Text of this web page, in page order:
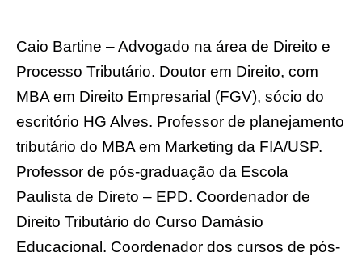
Caio Bartine – Advogado na área de Direito e
Processo Tributário. Doutor em Direito, com
MBA em Direito Empresarial (FGV), sócio do
escritório HG Alves. Professor de planejamento
tributário do MBA em Marketing da FIA/USP.
Professor de pós-graduação da Escola
Paulista de Direto – EPD. Coordenador de
Direito Tributário do Curso Damásio
Educacional. Coordenador dos cursos de pós-